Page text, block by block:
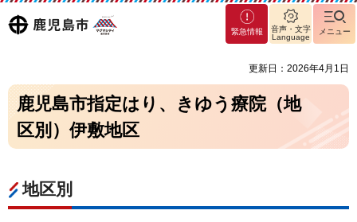
鹿児島
マグ
マシ
島市
緊急情報
音声・文字
Language
メニュー
更新日：2026年4月1日
鹿児島市指定はり、きゆう療院（地
区別）伊敷地区
地区別